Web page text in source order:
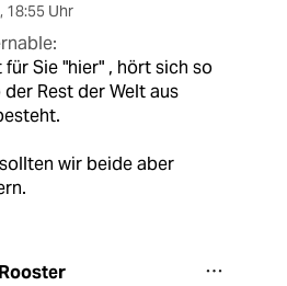
, 18:55 Uhr
für Sie "hier" , hört sich so
der Rest der Welt aus
wir beide aber